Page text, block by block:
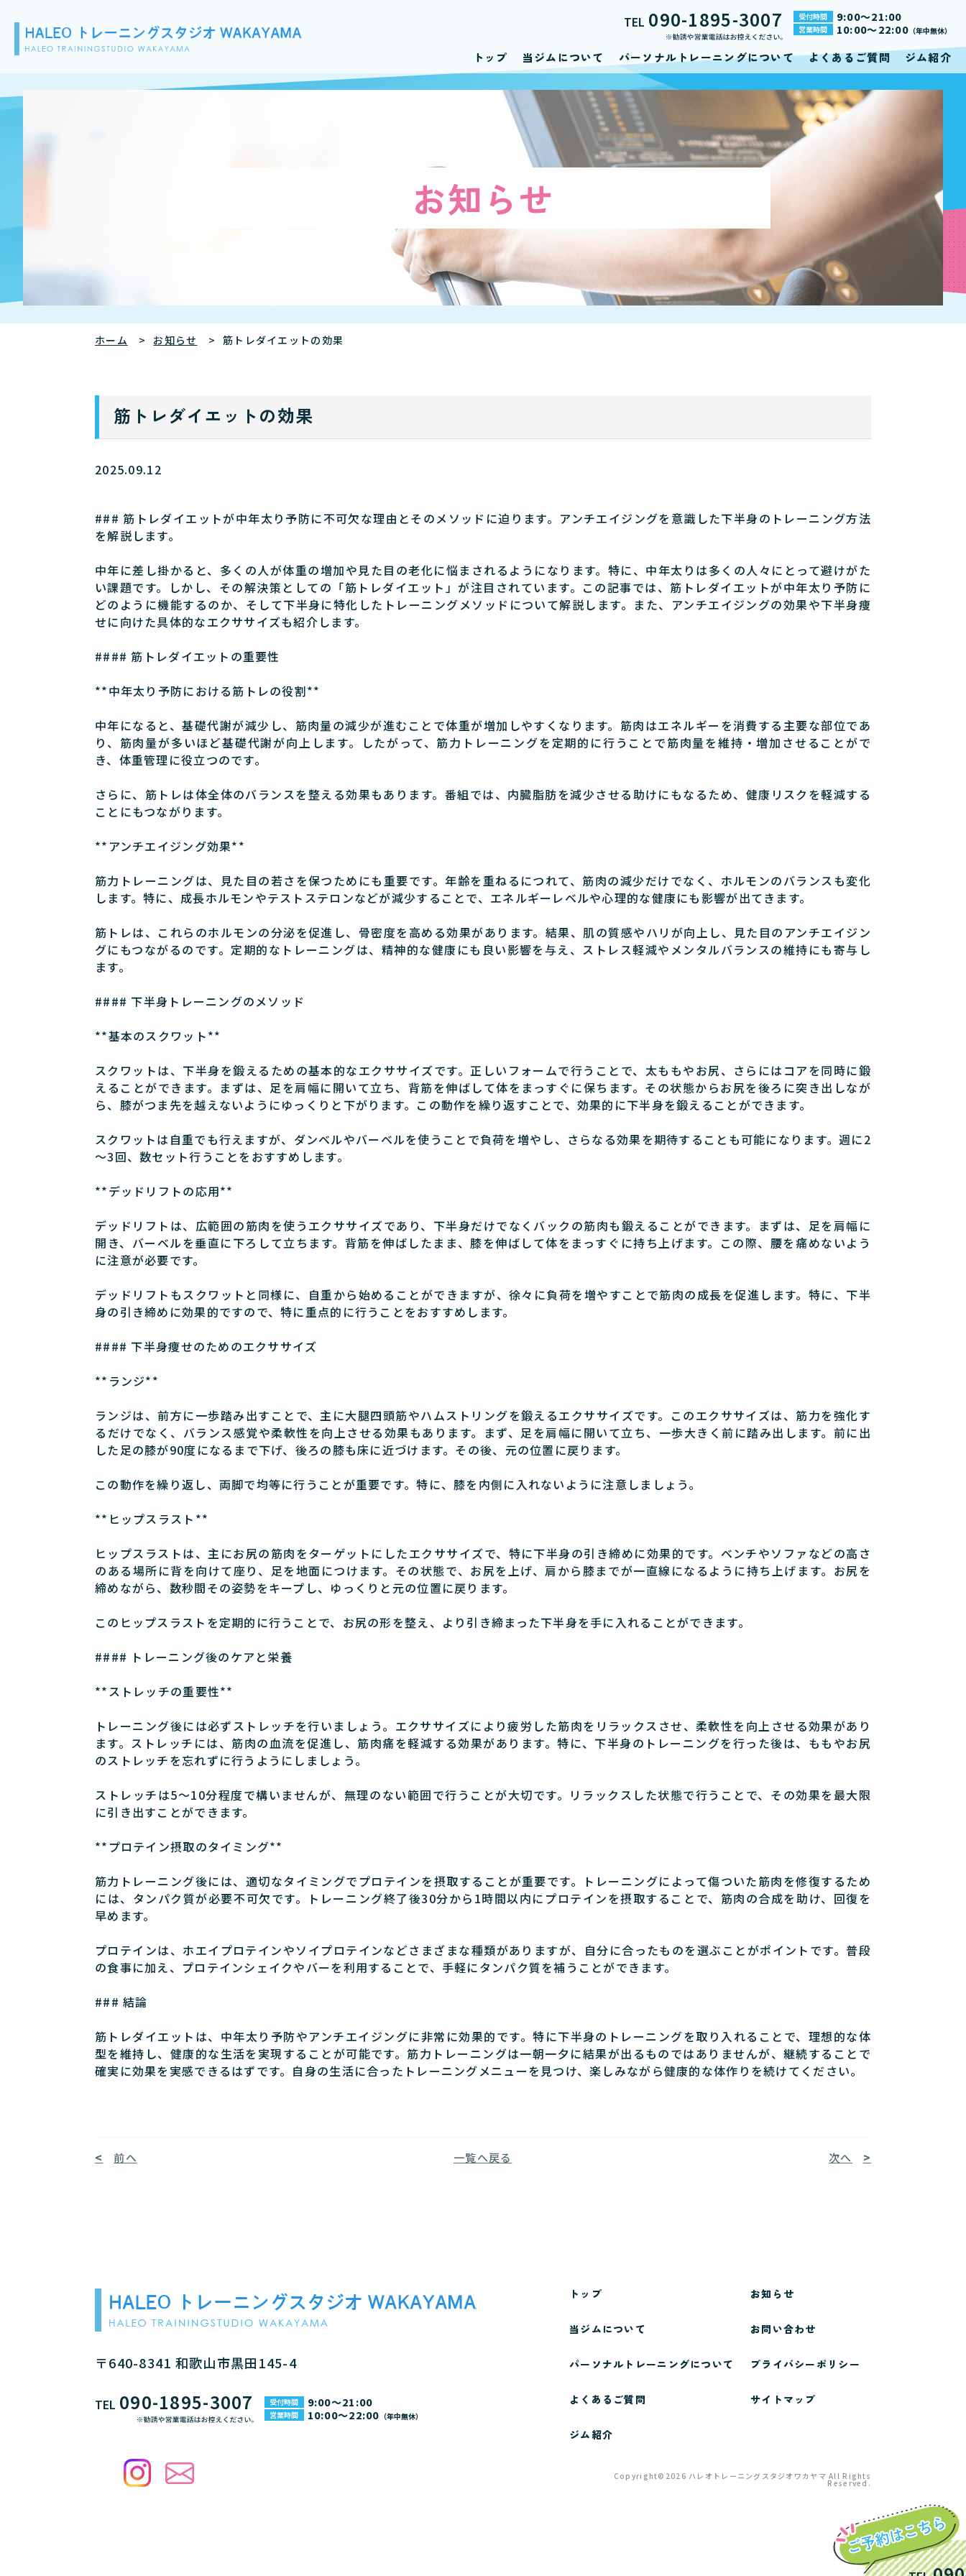
TEL 090-1895-3007 受付時間 9:00～21:00
営業時間 10:00～22:00 （年中無休）
トップ 当ジムについて パーソナルトレーニングについて よくあるご質問 ジム紹介
お知らせ
ホーム お知らせ 筋トレダイエットの効果
筋トレダイエットの効果
2025.09.12
### 筋トレダイエットが中年太り予防に不可欠な理由とそのメソッドに迫ります。アンチエイジングを意識した下半身のトレーニング方法
を解説します。
中年に差し掛かると、多くの人が体重の増加や見た目の老化に悩まされるようになります。特に、中年太りは多くの人々にとって避けがた
い課題です。しかし、その解決策としての「筋トレダイエット」が注目されています。この記事では、筋トレダイエットが中年太り予防に
どのように機能するのか、そして下半身に特化したトレーニングメソッドについて解説します。また、アンチエイジングの効果や下半身痩
せに向けた具体的なエクササイズも紹介します。
#### 筋トレダイエットの重要性
**中年太り予防における筋トレの役割**
中年になると、基礎代謝が減少し、筋肉量の減少が進むことで体重が増加しやすくなります。筋肉はエネルギーを消費する主要な部位であ
り、筋肉量が多いほど基礎代謝が向上します。したがって、筋力トレーニングを定期的に行うことで筋肉量を維持・増加させることがで
き、体重管理に役立つのです。
さらに、筋トレは体全体のバランスを整える効果もあります。番組では、内臓脂肪を減少させる助けにもなるため、健康リスクを軽減する
ことにもつながります。
**アンチエイジング効果**
筋力トレーニングは、見た目の若さを保つためにも重要です。年齢を重ねるにつれて、筋肉の減少だけでなく、ホルモンのバランスも変化
します。特に、成長ホルモンやテストステロンなどが減少することで、エネルギーレベルや心理的な健康にも影響が出てきます。
筋トレは、これらのホルモンの分泌を促進し、骨密度を高める効果があります。結果、肌の質感やハリが向上し、見た目のアンチエイジン
グにもつながるのです。定期的なトレーニングは、精神的な健康にも良い影響を与え、ストレス軽減やメンタルバランスの維持にも寄与し
ます。
#### 下半身トレーニングのメソッド
**基本のスクワット**
スクワットは、下半身を鍛えるための基本的なエクササイズです。正しいフォームで行うことで、太ももやお尻、さらにはコアを同時に鍛
えることができます。まずは、足を肩幅に開いて立ち、背筋を伸ばして体をまっすぐに保ちます。その状態からお尻を後ろに突き出しなが
ら、膝がつま先を越えないようにゆっくりと下がります。この動作を繰り返すことで、効果的に下半身を鍛えることができます。
スクワットは自重でも行えますが、ダンベルやバーベルを使うことで負荷を増やし、さらなる効果を期待することも可能になります。週に2
～3回、数セット行うことをおすすめします。
**デッドリフトの応用**
デッドリフトは、広範囲の筋肉を使うエクササイズであり、下半身だけでなくバックの筋肉も鍛えることができます。まずは、足を肩幅に
開き、バーベルを垂直に下ろして立ちます。背筋を伸ばしたまま、膝を伸ばして体をまっすぐに持ち上げます。この際、腰を痛めないよう
に注意が必要です。
デッドリフトもスクワットと同様に、自重から始めることができますが、徐々に負荷を増やすことで筋肉の成長を促進します。特に、下半
身の引き締めに効果的ですので、特に重点的に行うことをおすすめします。
#### 下半身痩せのためのエクササイズ
**ランジ**
ランジは、前方に一歩踏み出すことで、主に大腿四頭筋やハムストリングを鍛えるエクササイズです。このエクササイズは、筋力を強化す
るだけでなく、バランス感覚や柔軟性を向上させる効果もあります。まず、足を肩幅に開いて立ち、一歩大きく前に踏み出します。前に出
した足の膝が90度になるまで下げ、後ろの膝も床に近づけます。その後、元の位置に戻ります。
この動作を繰り返し、両脚で均等に行うことが重要です。特に、膝を内側に入れないように注意しましょう。
**ヒップスラスト**
ヒップスラストは、主にお尻の筋肉をターゲットにしたエクササイズで、特に下半身の引き締めに効果的です。ベンチやソファなどの高さ
のある場所に背を向けて座り、足を地面につけます。その状態で、お尻を上げ、肩から膝までが一直線になるように持ち上げます。お尻を
締めながら、数秒間その姿勢をキープし、ゆっくりと元の位置に戻ります。
このヒップスラストを定期的に行うことで、お尻の形を整え、より引き締まった下半身を手に入れることができます。
#### トレーニング後のケアと栄養
**ストレッチの重要性**
トレーニング後には必ずストレッチを行いましょう。エクササイズにより疲労した筋肉をリラックスさせ、柔軟性を向上させる効果があり
ます。ストレッチには、筋肉の血流を促進し、筋肉痛を軽減する効果があります。特に、下半身のトレーニングを行った後は、ももやお尻
のストレッチを忘れずに行うようにしましょう。
ストレッチは5～10分程度で構いませんが、無理のない範囲で行うことが大切です。リラックスした状態で行うことで、その効果を最大限
に引き出すことができます。
**プロテイン摂取のタイミング**
筋力トレーニング後には、適切なタイミングでプロテインを摂取することが重要です。トレーニングによって傷ついた筋肉を修復するため
には、タンパク質が必要不可欠です。トレーニング終了後30分から1時間以内にプロテインを摂取することで、筋肉の合成を助け、回復を
早めます。
プロテインは、ホエイプロテインやソイプロテインなどさまざまな種類がありますが、自分に合ったものを選ぶことがポイントです。普段
の食事に加え、プロテインシェイクやバーを利用することで、手軽にタンパク質を補うことができます。
### 結論
筋トレダイエットは、中年太り予防やアンチエイジングに非常に効果的です。特に下半身のトレーニングを取り入れることで、理想的な体
型を維持し、健康的な生活を実現することが可能です。筋力トレーニングは一朝一夕に結果が出るものではありませんが、継続することで
確実に効果を実感できるはずです。自身の生活に合ったトレーニングメニューを見つけ、楽しみながら健康的な体作りを続けてください。
前へ 一覧へ戻る 次へ
〒640-8341 和歌山市黒田145-4
TEL 090-1895-3007 受付時間 9:00～21:00
営業時間 10:00～22:00 （年中無休）
トップ お知らせ
当ジムについて お問い合わせ
パーソナルトレーニングについて プライバシーポリシー
よくあるご質問 サイトマップ
ジム紹介
Copyright© 2026 ハレオトレーニングスタジオワカヤマAll Rights
Reserved.